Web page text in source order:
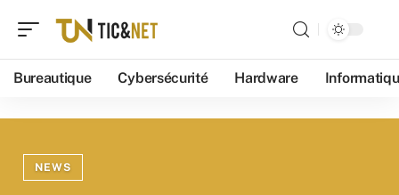
Bureautique Cybersécurité Hardware
NEWS